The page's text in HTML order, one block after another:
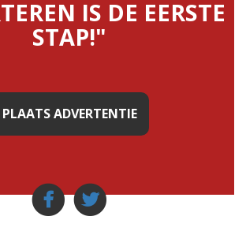
IS DE EERSTE
STAP!"
PLAATS ADVERTENTIE